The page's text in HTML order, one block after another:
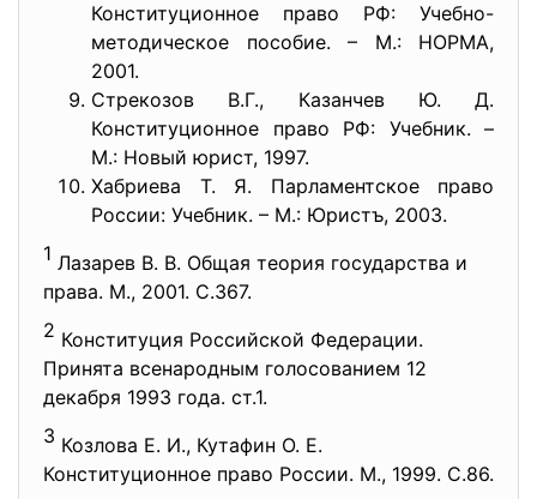
Конституционное право РФ: Учебно-
методическое пособие. – М.: НОРМА,
2001.
Стрекозов В.Г., Казанчев Ю. Д.
Конституционное право РФ: Учебник. –
М.: Новый юрист, 1997.
Хабриева Т. Я. Парламентское право
России: Учебник. – М.: Юристъ, 2003.
1 Лазарев В. В. Общая теория государства и
права. М., 2001. С.367.
2 Конституция Российской Федерации.
Принята всенародным голосованием 12
декабря 1993 года. ст.1.
3 Козлова Е. И., Кутафин О. Е.
Конституционное право России. М., 1999. С.86.